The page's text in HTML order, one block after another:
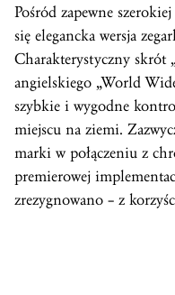
Pośród zapewne
się elegancka wersja
Charakterystyczny skrót
angielskiego „World
szybkie i wygodne
miejscu na ziemi.
marki w połączeniu z
premierowej
zrezygnowano – z